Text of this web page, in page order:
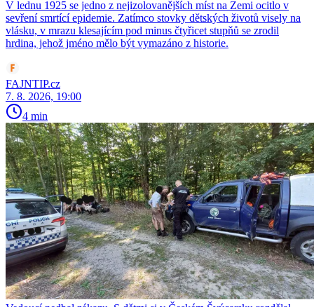
V lednu 1925 se jedno z nejizolovanějších míst na Zemi ocitlo v
sevření smrtící epidemie. Zatímco stovky dětských životů visely na
vlásku, v mrazu klesajícím pod minus čtyřicet stupňů se zrodil
hrdina, jehož jméno mělo být vymazáno z historie.
FAJNTIP.cz
7. 8. 2026, 19:00
4 min